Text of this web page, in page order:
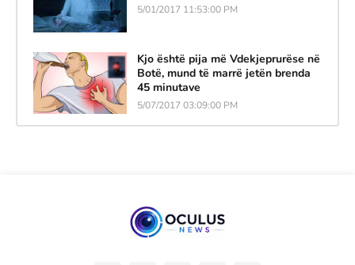
5/01/2017 11:53:00 PM
Kjo është pija më Vdekjeprurëse në
Botë, mund të marrë jetën brenda
45 minutave
5/07/2017 03:09:00 PM